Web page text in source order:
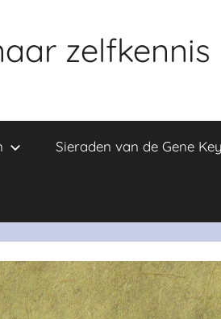
zelfkennis
Sieraden van de Gene